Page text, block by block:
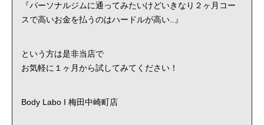
『パーソナルジムに通ってみたいけどいきなり２ヶ月コー
スで高いお金を払うのはハードルが高い..』
という方は是非当店で
お気軽に１ヶ月から試してみてください！
Body Labo I 梅田中崎町店